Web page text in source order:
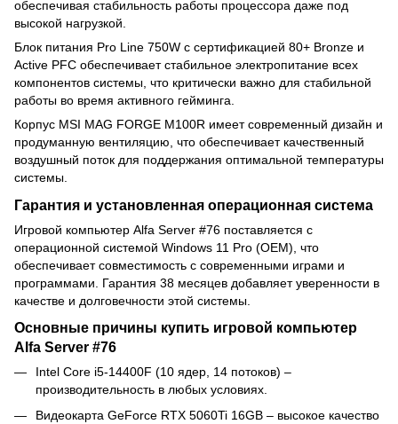
обеспечивая стабильность работы процессора даже под
высокой нагрузкой.
Блок питания Pro Line 750W с сертификацией 80+ Bronze и
Active PFC обеспечивает стабильное электропитание всех
компонентов системы, что критически важно для стабильной
работы во время активного гейминга.
Корпус MSI MAG FORGE M100R имеет современный дизайн и
продуманную вентиляцию, что обеспечивает качественный
воздушный поток для поддержания оптимальной температуры
системы.
Гарантия и установленная операционная система
Игровой компьютер Alfa Server #76 поставляется с
операционной системой Windows 11 Pro (OEM), что
обеспечивает совместимость с современными играми и
программами. Гарантия 38 месяцев добавляет уверенности в
качестве и долговечности этой системы.
Основные причины купить игровой компьютер
Alfa Server #76
Intel Core i5-14400F (10 ядер, 14 потоков) –
производительность в любых условиях.
Видеокарта GeForce RTX 5060Ti 16GB – высокое качество